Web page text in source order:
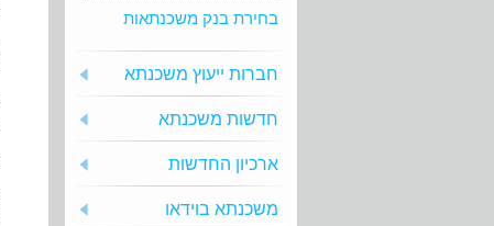
בחירת בנק משכנתאות
חברות ייעוץ משכנתא
חדשות משכנתא
ארכיון החדשות
משכנתא בוידאו